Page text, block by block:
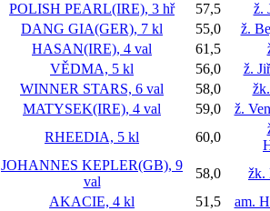
POLISH PEARL(IRE), 3 hř 57,5
ž.
DANG GIA(GER), 7 kl 55,0
ž.
HASAN(IRE), 4 val 61,5
VĚDMA, 5 kl 56,0
ž.
WINNER STARS, 6 val 58,0
MATYSEK(IRE), 4 val 59,0
ž.
RHEEDIA, 5 kl 60,0
JOHANNES KEPLER(GB), 9
val
58,0
žk.
AKACIE, 4 kl 51,5
am.